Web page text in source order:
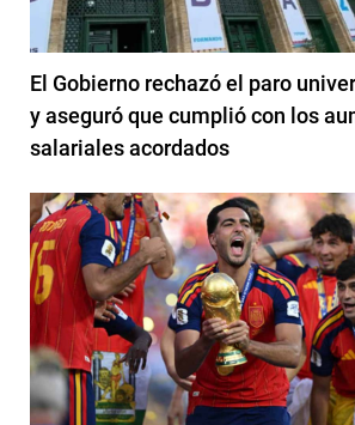
El Gobierno rechazó el paro
y aseguró que cumplió con los
salariales acordados